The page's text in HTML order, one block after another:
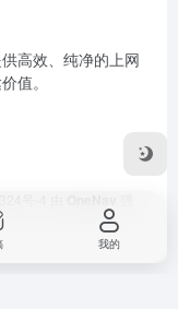
高效、纯净的上网
值。
我的